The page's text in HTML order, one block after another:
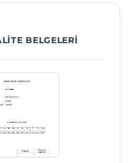
BELGELERI